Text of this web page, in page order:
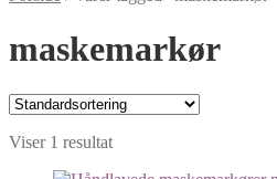
maskemarkør
Viser 1 resultat